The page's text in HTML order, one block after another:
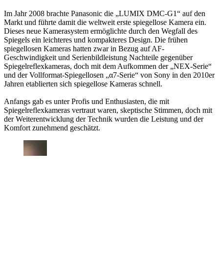
Im Jahr 2008 brachte Panasonic die „LUMIX DMC-G1“ auf den
Markt und führte damit die weltweit erste spiegellose Kamera ein.
Dieses neue Kamerasystem ermöglichte durch den Wegfall des
Spiegels ein leichteres und kompakteres Design. Die frühen
spiegellosen Kameras hatten zwar in Bezug auf AF-
Geschwindigkeit und Serienbildleistung Nachteile gegenüber
Spiegelreflexkameras, doch mit dem Aufkommen der „NEX-Serie“
und der Vollformat-Spiegellosen „α7-Serie“ von Sony in den 2010er
Jahren etablierten sich spiegellose Kameras schnell.
Anfangs gab es unter Profis und Enthusiasten, die mit
Spiegelreflexkameras vertraut waren, skeptische Stimmen, doch mit
der Weiterentwicklung der Technik wurden die Leistung und der
Komfort zunehmend geschätzt.